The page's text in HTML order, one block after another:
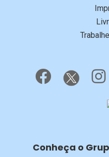
Conheça o